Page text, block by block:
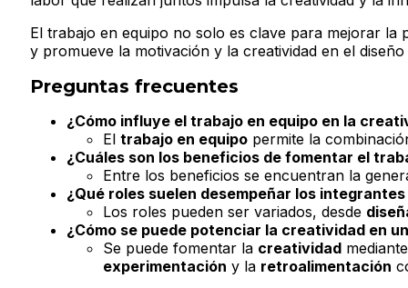
El trabajo en equipo no solo es clave para mejorar
y promueve la motivación y la creatividad en el
Preguntas frecuentes
¿Cómo influye el trabajo en equipo en la
El trabajo en equipo permite la
¿Cuáles son los beneficios de fomentar el
Entre los beneficios se encuentran la
¿Qué roles suelen desempeñar los
Los roles pueden ser variados, desde
¿Cómo se puede potenciar la creatividad en
Se puede fomentar la creatividad
experimentación y la retroalimentación